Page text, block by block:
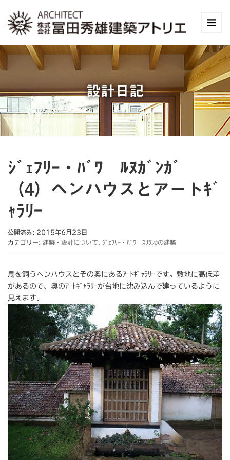
設計日記
ｼﾞｪﾌﾘｰ・ﾊﾞﾜ ﾙﾇｶﾞﾝｶﾞ
（4）ヘンハウスとアートｷﾞ
ｬﾗﾘｰ
公開済み: 2015年6月23日
カテゴリー: 建築・設計について ｼﾞｪﾌﾘｰ・ﾊﾞﾜ ｽﾘﾗﾝｶの建築
鳥を飼うヘンハウスとその奥にあるｱｰﾄｷﾞｬﾗﾘｰです。敷地に高低差
があるので、奥のｱｰﾄｷﾞｬﾗﾘｰが台地に沈み込んで建っているように
見えます。